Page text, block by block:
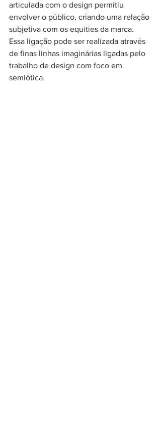
articulada com o design permitiu
envolver o público, criando uma relação
subjetiva com os equities da marca.
Essa ligação pode ser realizada através
de finas linhas imaginárias ligadas pelo
trabalho de design com foco em
semiótica.